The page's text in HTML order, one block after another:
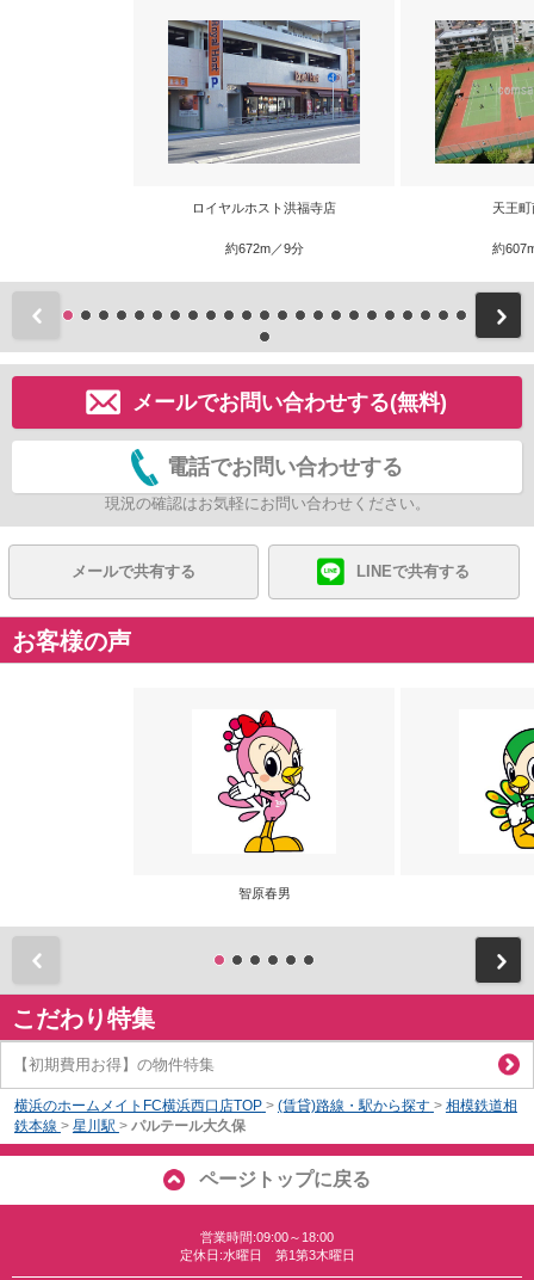
ロイヤルホスト洪福寺店
約672m／9分
天王
約
前
メールでお問い合わせする(無料)
電話でお問い合わせする
現況の確認はお気軽にお問い合わせください。
メールで共有する LINEで共有する
お客様の声
智原春男
こだわり特集
【初期費用お得】の物件特集
横浜のホームメイトFC横浜西口店TOP > (賃貸)路線・駅から探す > 相模鉄道相
鉄本線 > 星川駅 > パルテール大久保
ページトップに戻る
営業時間:09:00～18:00
定休日:水曜日 第1第3木曜日